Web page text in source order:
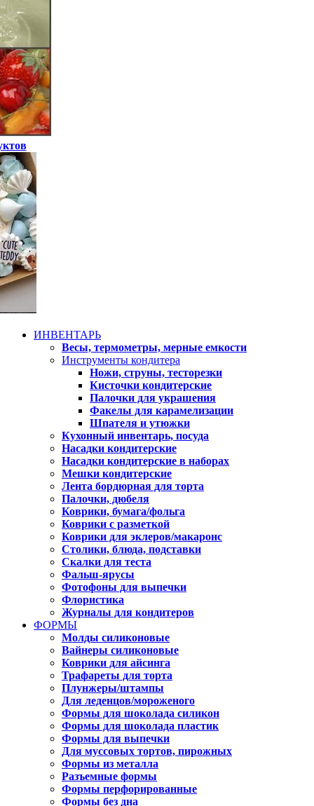
ИНВЕНТАРЬ
Весы, термометры, мерные емкости
Инструменты кондитера
Ножи, струны, тесторезки
Кисточки кондитерские
Палочки для украшения
Факелы для карамелизации
Шпателя и утюжки
Кухонный инвентарь, посуда
Насадки кондитерские
Насадки кондитерские в наборах
Мешки кондитерские
Лента бордюрная для торта
Палочки, дюбеля
Коврики, бумага/фольга
Коврики с разметкой
Коврики для эклеров/макаронс
Столики, блюда, подставки
Скалки для теста
Фальш-ярусы
Фотофоны для выпечки
Флористика
Журналы для кондитеров
ФОРМЫ
Молды силиконовые
Вайнеры силиконовые
Коврики для айсинга
Трафареты для торта
Плунжеры/штампы
Для леденцов/мороженого
Формы для шоколада силикон
Формы для шоколада пластик
Формы для выпечки
Для муссовых тортов, пирожных
Формы из металла
Разъемные формы
Формы перфорированные
Формы без дна